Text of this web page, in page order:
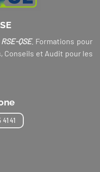
RSE-QSE. Formations pour
Conseils et Audit pour les
41